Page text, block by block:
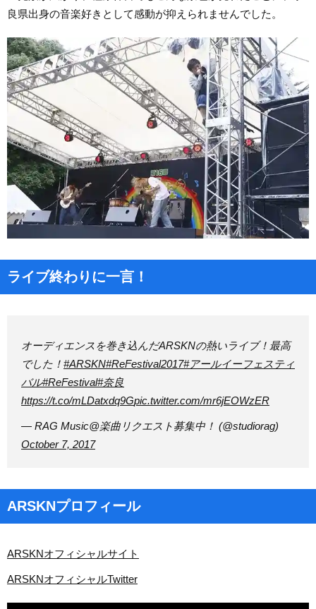
良県出身の音楽好きとして感動が抑えられませんでした。
ライブ終わりに一言！
オーディエンスを巻き込んだARSKNの熱いライブ！最高
でした！ #ARSKN#ReFestival2017#アールイーフェスティ
バル#ReFestival#奈良
https://t.co/mLDatxdq9Gpic.twitter.com/mr6jEOWzER
— RAG Music@楽曲リクエスト募集中！ (@studiorag)
October 7, 2017
ARSKNプロフィール
ARSKNオフィシャルサイト
ARSKNオフィシャルTwitter